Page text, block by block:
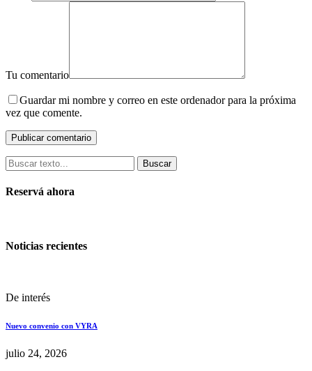
Tu comentario
Guardar mi nombre y correo en este ordenador para la próxima
vez que comente.
Buscar
Reservá ahora
Noticias recientes
De interés
Nuevo convenio con VYRA
julio 24, 2026